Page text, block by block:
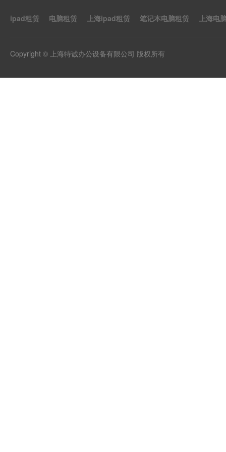
ipad租赁 电脑租赁 上海ipad租赁 笔记本电脑租赁 上海电
Copyright © 上海特诚办公设备有限公司 版权所有